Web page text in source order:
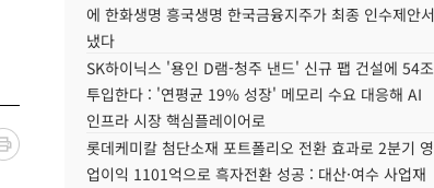
에 한화생명 흥국생명 한국금융지주가 최종 인수제안서
냈다
SK하이닉스 '용인 D램-청주 낸드' 신규 팹 건설에 54조
투입한다 : '연평균 19% 성장' 메모리 수요 대응해 AI
인프라 시장 핵심플레이어로
롯데케미칼 첨단소재 포트폴리오 전환 효과로 2분기 영
업이익 1101억으로 흑자전환 성공 : 대산·여수 사업재